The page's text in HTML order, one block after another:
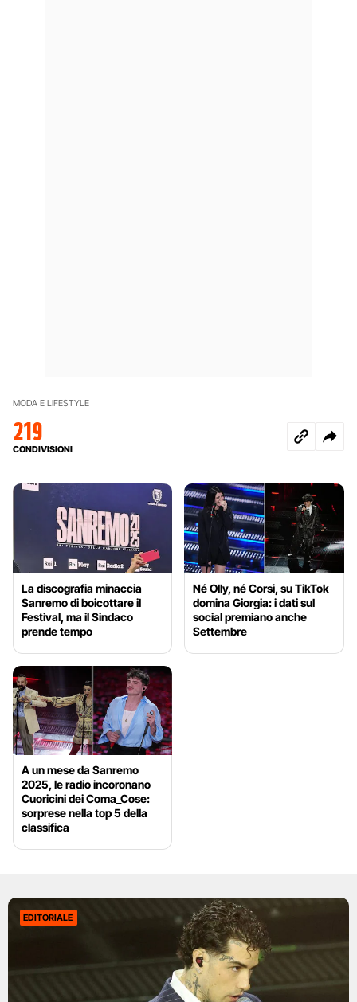
MODA E LIFESTYLE
219
CONDIVISIONI
La discografia minaccia
Sanremo di boicottare il
Festival, ma il Sindaco
prende tempo
Né Olly, né Corsi, su TikTok
domina Giorgia: i dati sul
social premiano anche
Settembre
A un mese da Sanremo
2025, le radio incoronano
Cuoricini dei Coma_Cose:
sorprese nella top 5 della
classifica
EDITORIALE